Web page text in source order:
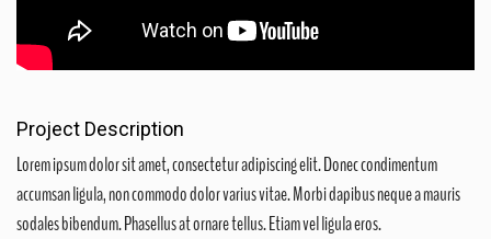
Project Description
Lorem ipsum dolor sit amet, consectetur adipiscing elit. Donec condimentum
accumsan ligula, non commodo dolor varius vitae. Morbi dapibus neque a mauris
sodales bibendum. Phasellus at ornare tellus. Etiam vel ligula eros.